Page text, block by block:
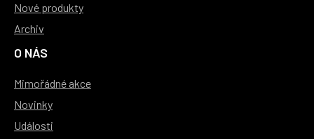
Nové produkty
Archiv
O NÁS
Mimořádné akce
Novinky
Události